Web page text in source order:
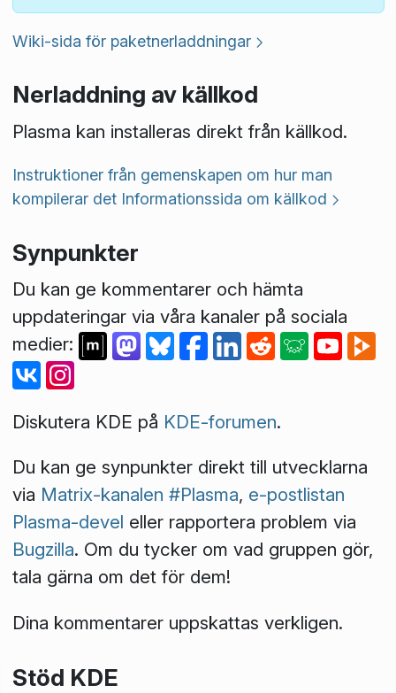
Wiki-sida för paketnerladdningar
Nerladdning av källkod
Plasma kan installeras direkt från källkod.
Instruktioner från gemenskapen om hur man
kompilerar det Informationssida om källkod
Synpunkter
Du kan ge kommentarer och hämta
uppdateringar via våra kanaler på sociala
medier:
Diskutera KDE på KDE-forumen.
Du kan ge synpunkter direkt till utvecklarna
via Matrix-kanalen #Plasma, e-postlistan
Plasma-devel eller rapportera problem via
Bugzilla. Om du tycker om vad gruppen gör,
tala gärna om det för dem!
Dina kommentarer uppskattas verkligen.
Stöd KDE